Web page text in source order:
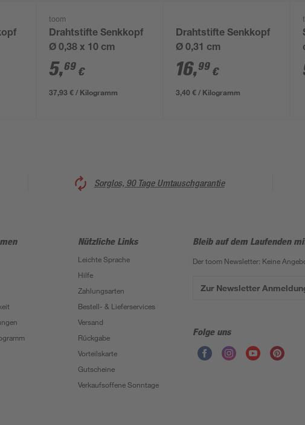
toom
Drahtstifte Senkkopf
Ø 0,38 x 10 cm
5,69 €
37,93 € / Kilogramm
Drahtstifte Senkkopf
Ø 0,31 cm
16,99 €
3,40 € / Kilogramm
Sorglos, 90 Tage Umtauschgarantie
Nützliche Links
Leichte Sprache
Hilfe
Zahlungsarten
Bestell- & Lieferservices
Versand
Rückgabe
Vorteilskarte
Gutscheine
Verkaufsoffene Sonntage
Bleib auf dem Laufenden
Der toom Newsletter: Keine
Zur Newsletter
Folge uns